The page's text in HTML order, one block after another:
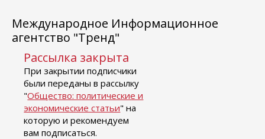
Международное Информационное
агентство "Тренд"
Рассылка закрыта
При закрытии подписчики
были переданы в рассылку
"Общество: политические и
экономические статьи" на
которую и рекомендуем
вам подписаться.